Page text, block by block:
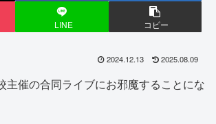
LINE コピー
2024.12.13 2025.08.09
主催の合同ライブにお邪魔することにな